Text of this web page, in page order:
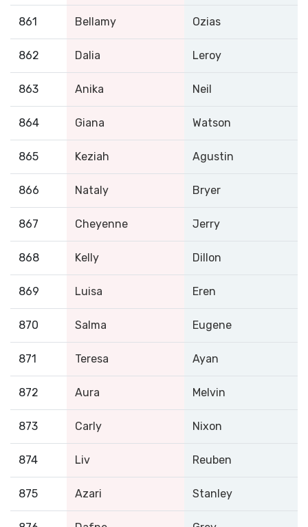
861 Bellamy Ozias
862 Dalia Leroy
863 Anika Neil
864 Giana Watson
865 Keziah Agustin
866 Nataly Bryer
867 Cheyenne Jerry
868 Kelly Dillon
869 Luisa Eren
870 Salma Eugene
871 Teresa Ayan
872 Aura Melvin
873 Carly Nixon
874 Liv Reuben
875 Azari Stanley